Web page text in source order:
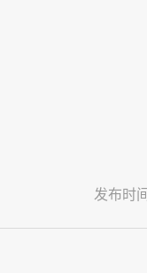
发布时间